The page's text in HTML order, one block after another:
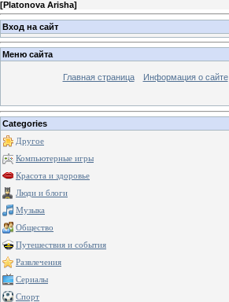
[Platonova Arisha]
Вход на сайт
Меню сайта
Главная страница Информация о сайте
Categories
Другое
Компьютерные игры
Красота и здоровье
Люди и блоги
Музыка
Общество
Путешествия и события
Развлечения
Сериалы
Спорт